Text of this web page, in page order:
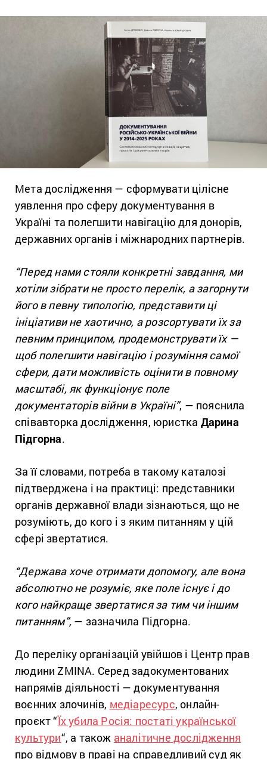
Мета дослідження — сформувати цілісне
уявлення про сферу документування в
Україні та полегшити навігацію для донорів,
державних органів і міжнародних партнерів.
“Перед нами стояли конкретні завдання, ми
хотіли зібрати не просто перелік, а загорнути
його в певну типологію, представити ці
ініціативи не хаотично, а розсортувати їх за
певним принципом, продемонструвати їх —
щоб полегшити навігацію і розуміння самої
сфери, дати можливість оцінити в повному
масштабі, як функціонує поле
документаторів війни в Україні”, — пояснила
співавторка дослідження, юристка Дарина
Підгорна.
За її словами, потреба в такому каталозі
підтверджена і на практиці: представники
органів державної влади зізнаються, що не
розуміють, до кого і з яким питанням у цій
сфері звертатися.
“Держава хоче отримати допомогу, але вона
абсолютно не розуміє, яке поле існує і до
кого найкраще звертатися за тим чи іншим
питанням”, — зазначила Підгорна.
До переліку організацій увійшов і Центр прав
людини ZMINA. Серед задокументованих
напрямів діяльності — документування
воєнних злочинів, медіаресурс, онлайн-
проєкт “Їх убила Росія: постаті української
культури“, а також аналітичне дослідження
про відмову в праві на справедливий суд як